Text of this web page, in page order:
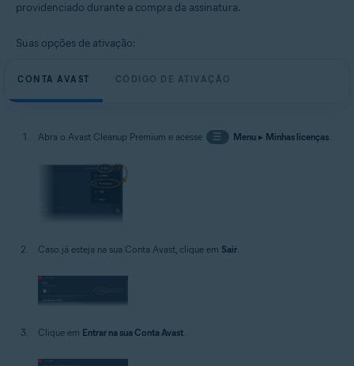
providenciado durante a compra da assinatura.
Suas opções de ativação:
CONTA AVAST CÓDIGO DE ATIVAÇÃO
Abra o Avast Cleanup Premium e acesse ☰ Menu▸ Minhas licenças.
Caso já esteja na sua Conta Avast, clique em Sair
Clique em Entrar na sua Conta Avast.